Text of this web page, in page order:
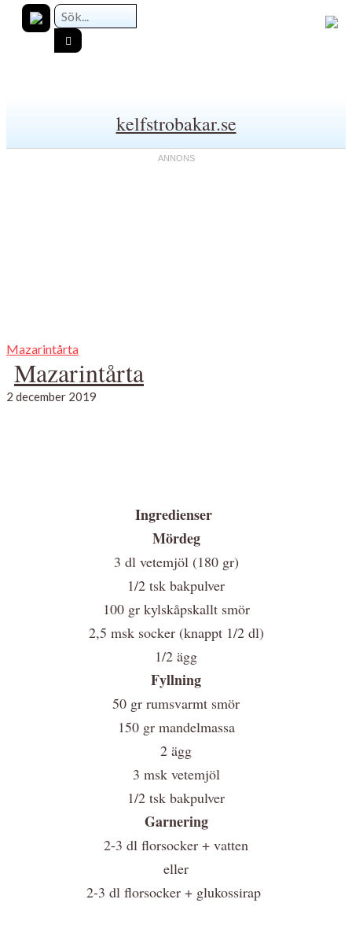
kelfstrobakar.se
Mazarintårta
Mazarintårta
2 december 2019
Ingredienser
Mördeg
3 dl vetemjöl (180 gr)
1/2 tsk bakpulver
100 gr kylskåpskallt smör
2,5 msk socker (knappt 1/2 dl)
1/2 ägg
Fyllning
50 gr rumsvarmt smör
150 gr mandelmassa
2 ägg
3 msk vetemjöl
1/2 tsk bakpulver
Garnering
2-3 dl florsocker + vatten
eller
2-3 dl florsocker + glukossirap